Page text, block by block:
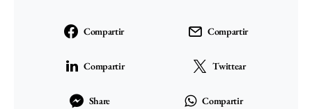
Compartir Compartir
Compartir Twittear
Share Compartir